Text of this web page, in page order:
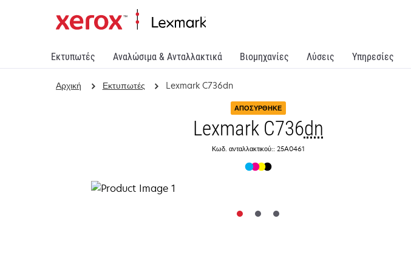
Εκτυπωτές Αναλώσιμα & Ανταλλακτικά Βιομηχανίες Λύσεις Υπηρεσίες
Αρχική Εκτυπωτές Lexmark C736dn
ΑΠΟΣΎΡΘΗΚΕ
Lexmark C736dn
Κωδ. ανταλλακτικού:: 25A0461